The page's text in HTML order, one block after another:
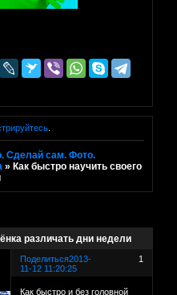
.
Сделай сам. Фото.
» Как быстро научить своего
различать дни недели
Поделиться 1
2013-
11-12 11:20:25
Как быстро и без головной